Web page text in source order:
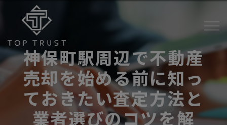
神保町駅周辺で不動産
売却を始める前に知っ
ておきたい査定方法と
業者選びのコツを解